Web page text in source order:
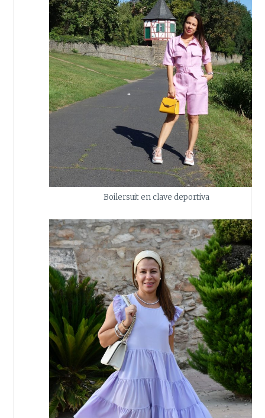
Boilersuit en clave deportiva